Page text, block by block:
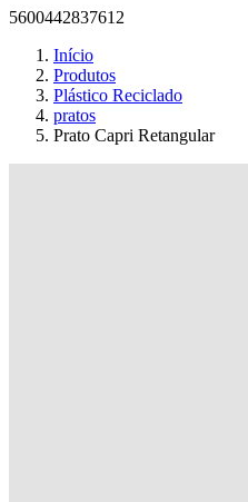
5600442837612
Início
Produtos
Plástico Reciclado
pratos
Prato Capri Retangular